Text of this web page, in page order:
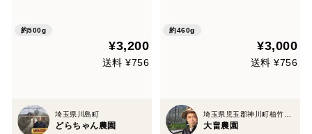
約500g
¥3,200
送料 ¥756
埼玉県川島町
どらちゃん農園
約460g
¥3,000
送料 ¥756
大畠農園